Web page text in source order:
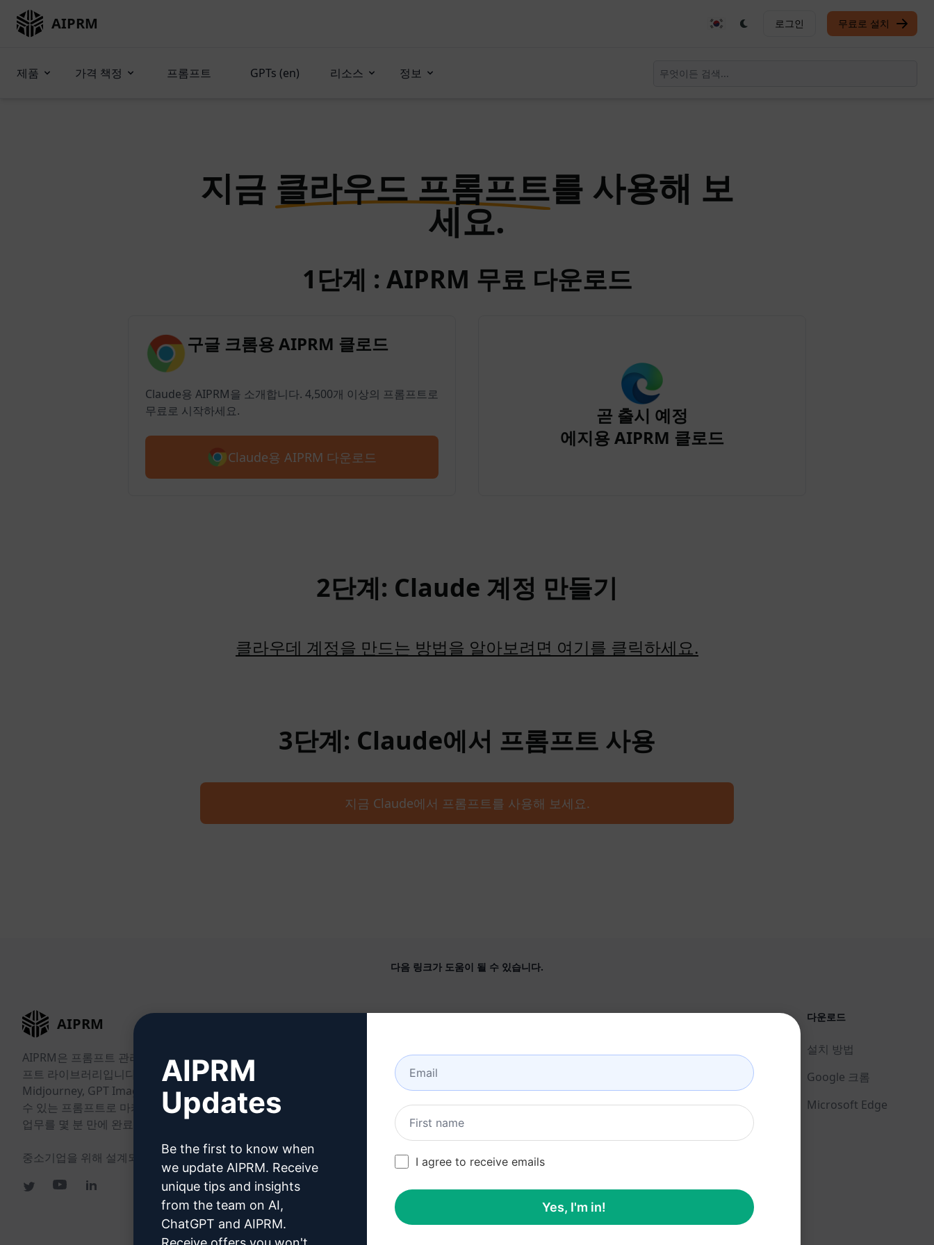
AIPRM 로그인 무료로 설치
제품 가격 책정 프롬프트 GPTs (en) 리소스 정보
지금 클라우드 프롬프트를 사용해 보
세요.
1단계 : AIPRM 무료 다운로드
구글 크롬용 AIPRM 클로드
Claude용 AIPRM을 소개합니다. 4,500개 이상의 프롬프트로
무료로 시작하세요.
Claude용 AIPRM 다운로드
곧 출시 예정
에지용 AIPRM 클로드
2단계: Claude 계정 만들기
클라우데 계정을 만드는 방법을 알아보려면 여기를 클릭하세요.
3단계: Claude에서 프롬프트 사용
지금 Claude에서 프롬프트를 사용해 보세요.
다음 링크가 도움이 될 수 있습니다.
AIPRM
AIPRM은 프롬프트 관리 도구이자 커뮤니티 주도의 프롬
프트 라이브러리입니다. ChatGPT, Claude, Gemini,
Midjourney, GPT Image 등 다양한 도구에 바로 사용할
수 있는 프롬프트로 마케팅, 영업, 운영, 생산성, 고객 지원
업무를 몇 분 만에 완료하세요.
중소기업을 위해 설계되었습니다. 대기업도 신뢰합니다.
회사
산업 분야 (en)
제너레이티브 AI
솔로 요금제 (en)
팀 요금제 (en)
블로그 (en)
도움말 센터
상태 (en)
법률
이용 약관 (en)
브라우저 확장 약관 (en)
다운로드
설치 방법
Google 크롬
Microsoft Edge
AIPRM
Updates
Be the first to know when
we update AIPRM. Receive
unique tips and insights
from the team on AI,
ChatGPT and AIPRM.
I agree to receive emails
Yes, I'm in!